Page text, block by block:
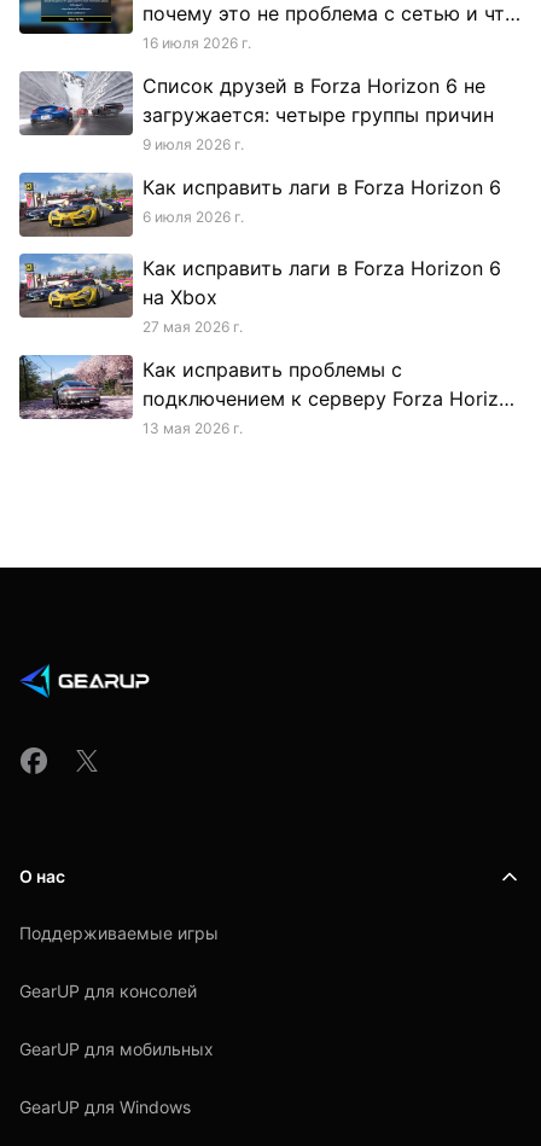
почему это не проблема с сетью и что
на самом деле делать
16 июля 2026 г.
Список друзей в Forza Horizon 6 не
загружается: четыре группы причин
9 июля 2026 г.
Как исправить лаги в Forza Horizon 6
6 июля 2026 г.
Как исправить лаги в Forza Horizon 6
на Xbox
27 мая 2026 г.
Как исправить проблемы с
подключением к серверу Forza Horizon
6
13 мая 2026 г.
О нас
Поддерживаемые игры
GearUP для консолей
GearUP для мобильных
GearUP для Windows